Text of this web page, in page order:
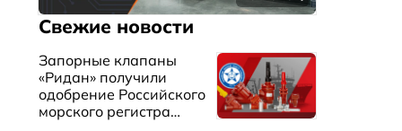
Свежие новости
Запорные клапаны
«Ридан» получили
одобрение Российского
морского регистра